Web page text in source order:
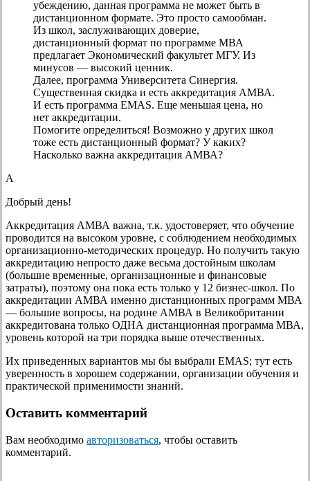
убеждению, данная программа не может быть в
дистанционном формате. Это просто самообман.
Из школ, заслуживающих доверие,
дистанционный формат по программе МВА
предлагает Экономический факультет МГУ. Из
минусов — высокий ценник.
Далее, программа Университета Синергия.
Существенная скидка и есть аккредитация АМВА.
И есть программа ЕМАS. Еще меньшая цена, но
нет аккредитации.
Помогите определиться! Возможно у других школ
тоже есть дистанционный формат? У каких?
Насколько важна аккредитация АМВА?
А
Добрый день!
Аккредитация АМВА важна, т.к. удостоверяет, что обучение
проводится на высоком уровне, с соблюдением необходимых
организационно-методических процедур. Но получить такую
аккредитацию непросто даже весьма достойным школам
(большие временные, организационные и финансовые
затраты), поэтому она пока есть только у 12 бизнес-школ. По
аккредитации АМВА именно дистанционных программ МВА
— большие вопросы, на родине АМВА в Великобритании
аккредитована только ОДНА дистанционная программа МВА,
уровень которой на три порядка выше отечественных.
Их приведенных вариантов мы бы выбрали EMAS; тут есть
уверенность в хорошем содержании, организации обучения и
практической применимости знаний.
Оставить комментарий
Вам необходимо авторизоваться, чтобы оставить
комментарий.